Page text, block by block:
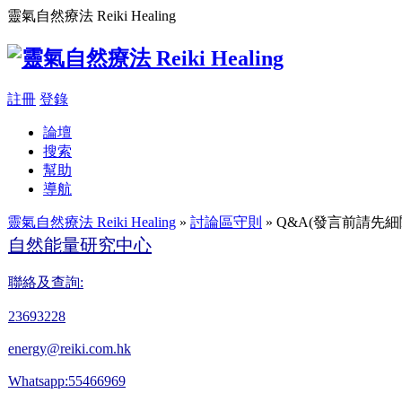
靈氣自然療法 Reiki Healing
註冊 登錄
論壇
搜索
幫助
導航
靈氣自然療法 Reiki Healing » 討論區守則 » Q&A(發言前請先細
自然能量研究中心
聯絡及查詢:
23693228
energy@reiki.com.hk
Whatsapp:55466969